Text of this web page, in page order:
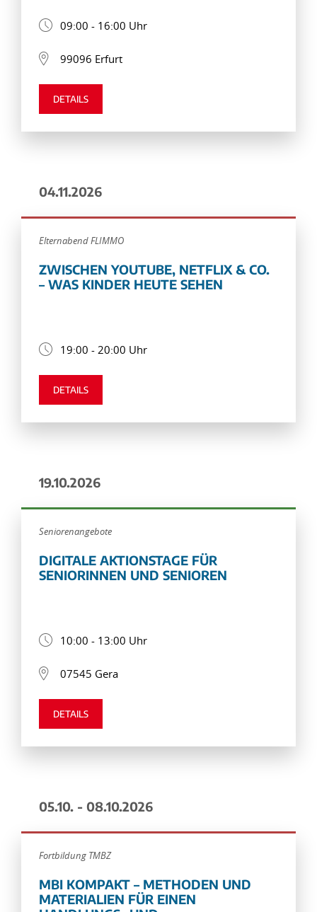
09:00 - 16:00 Uhr
99096 Erfurt
DETAILS
04.11.2026
Elternabend FLIMMO
ZWISCHEN YOUTUBE, NETFLIX & CO.
– WAS KINDER HEUTE SEHEN
19:00 - 20:00 Uhr
DETAILS
19.10.2026
Seniorenangebote
DIGITALE AKTIONSTAGE FÜR
SENIORINNEN UND SENIOREN
10:00 - 13:00 Uhr
07545 Gera
DETAILS
05.10. - 08.10.2026
Fortbildung TMBZ
MBI KOMPAKT – METHODEN UND
MATERIALIEN FÜR EINEN